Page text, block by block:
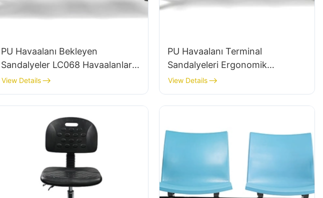
PU Havaalanı Bekleyen
Sandalyeler LC068 Havaalanları
ve Demiryolu İstasyonları İçin
Konforlu Ergonomik Oturma
Hewei Üreticisi
View Details
PU Havaalanı Terminal
Sandalyeleri Ergonomik
Alüminyum Bekleme Koltukları
LC090 Hewei tarafından
tasarlandı
View Details